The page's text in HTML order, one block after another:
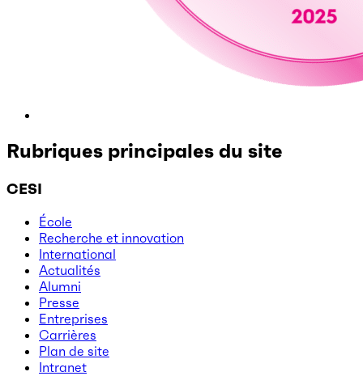
Rubriques principales du site
CESI
École
Recherche et innovation
International
Actualités
Alumni
Presse
Entreprises
Carrières
Plan de site
Intranet